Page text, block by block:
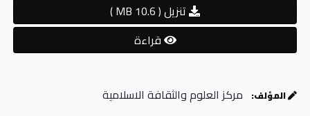
تنزيل( 10.6 MB )
قراءة
المؤلف: مركز العلوم والثقافة الاسلامية